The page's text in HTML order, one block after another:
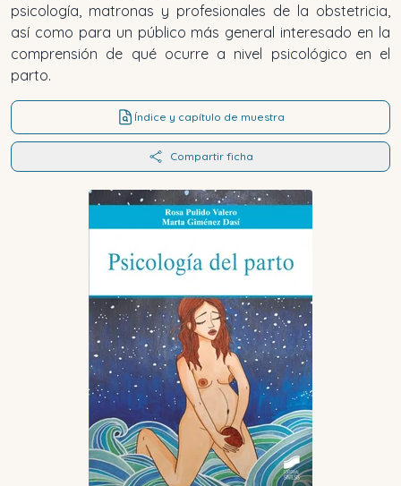
psicología, matronas y profesionales de la obstetricia,
así como para un público más general interesado en la
comprensión de qué ocurre a nivel psicológico en el
parto.
Índice y capítulo de muestra
Compartir ficha